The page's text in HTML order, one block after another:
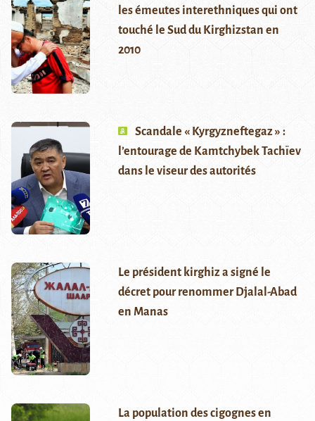
les émeutes interethniques qui ont
touché le Sud du Kirghizstan en
2010
Scandale « Kyrgyzneftegaz » :
l’entourage de Kamtchybek Tachïev
dans le viseur des autorités
Le président kirghiz a signé le
décret pour renommer Djalal-Abad
en Manas
La population des cigognes en